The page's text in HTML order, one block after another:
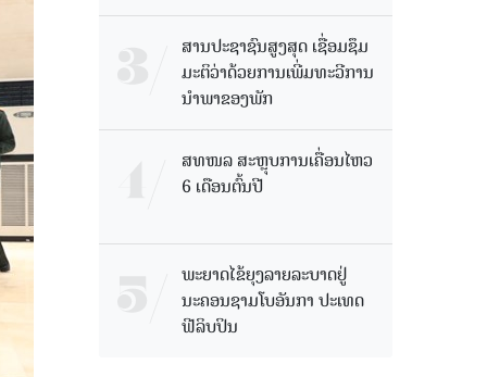
ສານປະຊາຊົນສູງສຸດ ເຊື່ອມຊຶມ
ມະຕິວ່າດ້ວຍການເພີ່ມທະວີການ
ນຳພາຂອງພັກ
ສທໜລ ສະຫຼຸບການເຄື່ອນໄຫວ
6 ເດືອນຕົ້ນປີ
ພະຍາດໄຂ້ຍຸງລາຍລະບາດຢູ່
ນະຄອນຊາມໂບ​ອັນກາ ປະເທດ
ຟີລິບປິນ